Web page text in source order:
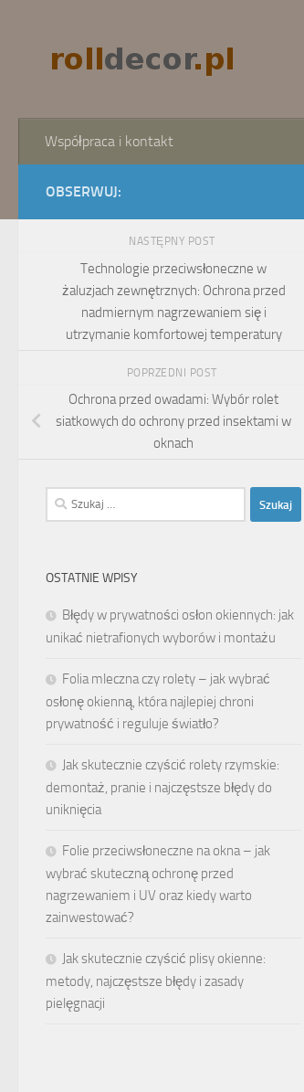
Współpraca i kontakt
OBSERWUJ:
NASTĘPNY POST
Technologie przeciwsłoneczne w
żaluzjach zewnętrznych: Ochrona przed
nadmiernym nagrzewaniem się i
utrzymanie komfortowej temperatury
POPRZEDNI POST
Ochrona przed owadami: Wybór rolet
siatkowych do ochrony przed insektami w
oknach
Szukaj:
OSTATNIE WPISY
Błędy w prywatności osłon okiennych: jak
unikać nietrafionych wyborów i montażu
Folia mleczna czy rolety – jak wybrać
osłonę okienną, która najlepiej chroni
prywatność i reguluje światło?
Jak skutecznie czyścić rolety rzymskie:
demontaż, pranie i najczęstsze błędy do
uniknięcia
Folie przeciwsłoneczne na okna – jak
wybrać skuteczną ochronę przed
nagrzewaniem i UV oraz kiedy warto
zainwestować?
Jak skutecznie czyścić plisy okienne:
metody, najczęstsze błędy i zasady
pielęgnacji